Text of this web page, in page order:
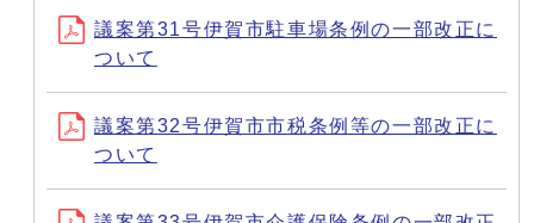
議案第31号伊賀市駐車場条例の一部改正に
ついて
議案第32号伊賀市市税条例等の一部改正に
ついて